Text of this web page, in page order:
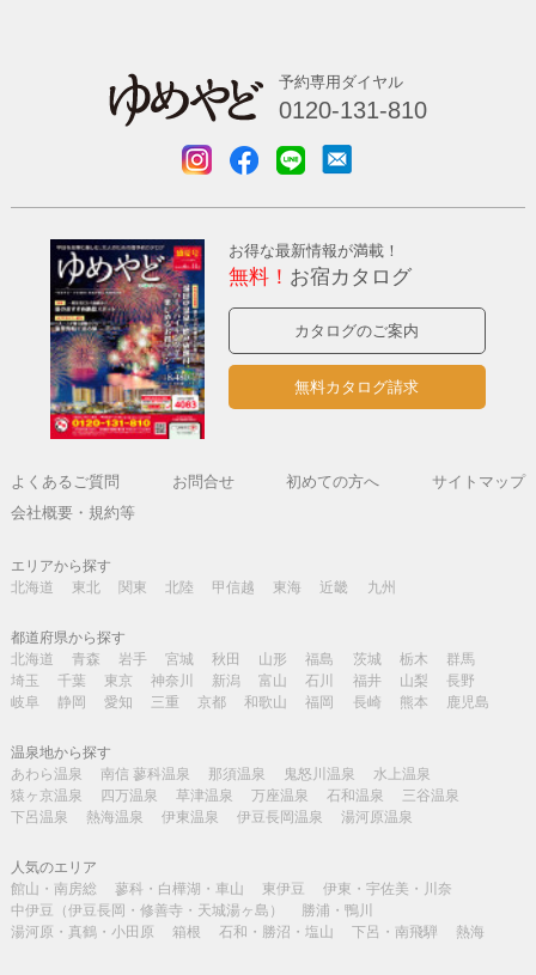
予約専用ダイヤル
0120-131-810
お得な最新情報が満載！
無料！ お宿カタログ
カタログのご案内
無料カタログ請求
よくあるご質問 お問合せ 初めての方へ
サイトマップ
会社概要・規約等
エリアから探す
北海道
東北 関東 北陸 甲信越 東海 近畿 九州
都道府県から探す
北海道
青森 岩手 宮城 秋田 山形 福島 茨城 栃木
群馬
埼玉
千葉 東京 神奈川 新潟 富山 石川 福井 山梨
長野
岐阜
静岡 愛知 三重 京都 和歌山 福岡 長崎 熊本 鹿児島
温泉地から探す
あわら温泉
南信 蓼科温泉 那須温泉 鬼怒川温泉
水上温泉
猿ヶ京温泉
四万温泉 草津温泉 万座温泉 石和温泉
三谷温泉
下呂温泉
熱海温泉 伊東温泉 伊豆長岡温泉 湯河原温泉
人気のエリア
館山・南房総
蓼科・白樺湖・車山 東伊豆
伊東・宇佐美・川奈
中伊豆（伊豆長岡・修善寺・天城湯ヶ島）
勝浦・鴨川
湯河原・真鶴・小田原
箱根 石和・勝沼・塩山 下呂・南飛騨 熱海